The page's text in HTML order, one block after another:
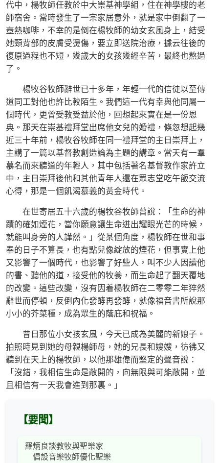
代中，楊牧師任教於中大崇基神學組，住在神學樓的老
師宿舍。當時發生了一宗家居意外，就是家中倒翻了一
壺熱咖啡，不幸的是倒在楊牧師的幼女玄風身上，結受
她頸背部的皮膚受燙傷，要立即送院治療，據云往後的
復原過程也不短，幾歲大的女孩幾經辛苦，最終也熬過
了。
楊牧谷牧師辭世已十多年，年輕一代的信徒以至傳
道同工對他也許比較陌生。我們這一代有幸與他同屬一
個時代，更曾受教受益於他，回想起來實在是一份恩
典。那天在崇基禮拜堂出席他女兒的婚禮，倏忽想起幾
近三十年前，楊牧谷牧師在同一禮拜堂的主日崇拜上，
主講了一篇以基督教創造論為主題的講章。當天有一羣
慕名而來聽道的年輕人，其中包括著名基督教作家許立
中，主日崇拜後他和其他青年人還在眾志堂吃午飯交流
心得，那是一個飢渴慕義的黃金時代。
在世寄居五十六歲的楊牧谷牧師曾說：「生命的神
蹟的確如煙花，當你願意讓生命迸出耀眼光芒的時候，
就能叫身旁的人譁然。」從某個角度，楊牧師在世和事
奉的日子不算長，也有點兒像綻放的煙花，但事實上他
又影響了一個時代，也影響了好些人，叫不少人因讀他
的書、聽他的道，接受他的牧養，而生命起了翻天覆地
的改變。這些改變，沒有因着楊牧師在二零零二年猝然
辭世而停頓，反倒內化發酵再發酵，就像福音書所說那
小小的芥菜種，成為眾生的蔭庇和祝福。
昔日那位小女孩玄風，今天已成為美麗的新娘子。
拍照時見到她的母親楊師母，她的兄長和嫂嫂，彷彿又
聽到在天上的楊牧師，以他那雄偉而堅定的聲音說：
「沒錯，我相信生命是敞開的，向無限與可能敞開，並
且相信有一天我會進到那裏。」
【要聞】
羅炳良談教牧與聖樂家
倡設音樂牧師優化聖樂